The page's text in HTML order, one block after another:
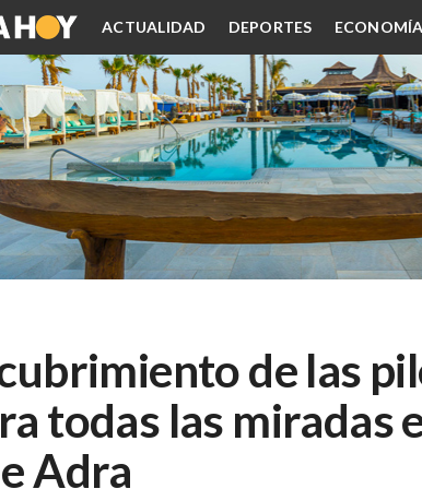
ACTUALIDAD DEPORTES ECONOMÍA
de las
todas las miradas
Adra